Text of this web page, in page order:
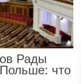
Рады
что